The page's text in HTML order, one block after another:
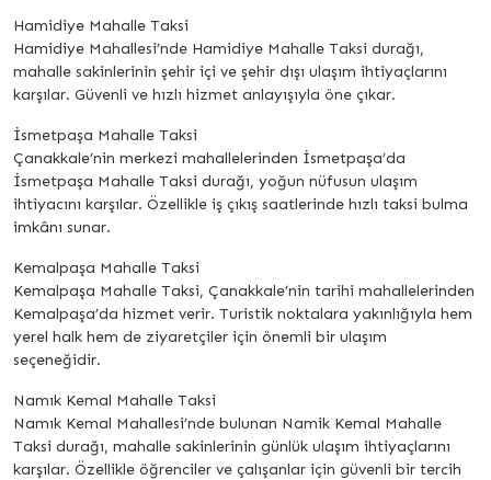
Hamidiye Mahalle Taksi
Hamidiye Mahallesi’nde Hamidiye Mahalle Taksi durağı,
mahalle sakinlerinin şehir içi ve şehir dışı ulaşım ihtiyaçlarını
karşılar. Güvenli ve hızlı hizmet anlayışıyla öne çıkar.
İsmetpaşa Mahalle Taksi
Çanakkale’nin merkezi mahallelerinden İsmetpaşa’da
İsmetpaşa Mahalle Taksi durağı, yoğun nüfusun ulaşım
ihtiyacını karşılar. Özellikle iş çıkış saatlerinde hızlı taksi bulma
imkânı sunar.
Kemalpaşa Mahalle Taksi
Kemalpaşa Mahalle Taksi, Çanakkale’nin tarihi mahallelerinden
Kemalpaşa’da hizmet verir. Turistik noktalara yakınlığıyla hem
yerel halk hem de ziyaretçiler için önemli bir ulaşım
seçeneğidir.
Namık Kemal Mahalle Taksi
Namık Kemal Mahallesi’nde bulunan Namik Kemal Mahalle
Taksi durağı, mahalle sakinlerinin günlük ulaşım ihtiyaçlarını
karşılar. Özellikle öğrenciler ve çalışanlar için güvenli bir tercih